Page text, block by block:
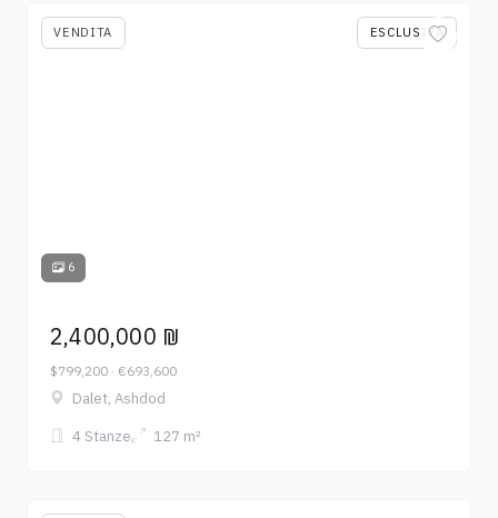
VENDITA ESCLUSIVA
6
2,400,000 ₪
$799,200 · €693,600
Dalet, Ashdod
4 Stanze
127 m²